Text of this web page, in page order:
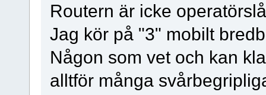
Routern är icke
Jag kör på "3" mobilt
Någon som vet och kan
alltför många